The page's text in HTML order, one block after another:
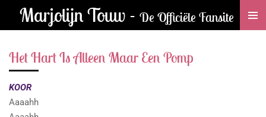
de
hoofdinhoud
Marjolijn Touw - De Officiële Fansite
Het Hart Is Alleen Maar Een Pomp
KOOR
Aaaahh